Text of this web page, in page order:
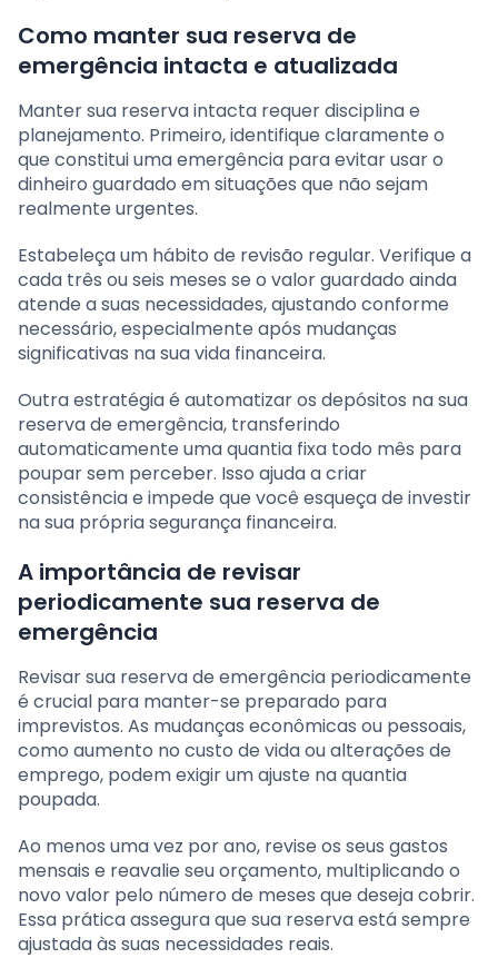
Como manter sua reserva de
emergência intacta e atualizada
Manter sua reserva intacta requer disciplina e
planejamento. Primeiro, identifique claramente o
que constitui uma emergência para evitar usar o
dinheiro guardado em situações que não sejam
realmente urgentes.
Estabeleça um hábito de revisão regular. Verifique a
cada três ou seis meses se o valor guardado ainda
atende a suas necessidades, ajustando conforme
necessário, especialmente após mudanças
significativas na sua vida financeira.
Outra estratégia é automatizar os depósitos na sua
reserva de emergência, transferindo
automaticamente uma quantia fixa todo mês para
poupar sem perceber. Isso ajuda a criar
consistência e impede que você esqueça de investir
na sua própria segurança financeira.
A importância de revisar
periodicamente sua reserva de
emergência
Revisar sua reserva de emergência periodicamente
é crucial para manter-se preparado para
imprevistos. As mudanças econômicas ou pessoais,
como aumento no custo de vida ou alterações de
emprego, podem exigir um ajuste na quantia
poupada.
Ao menos uma vez por ano, revise os seus gastos
mensais e reavalie seu orçamento, multiplicando o
novo valor pelo número de meses que deseja cobrir.
Essa prática assegura que sua reserva está sempre
ajustada às suas necessidades reais.